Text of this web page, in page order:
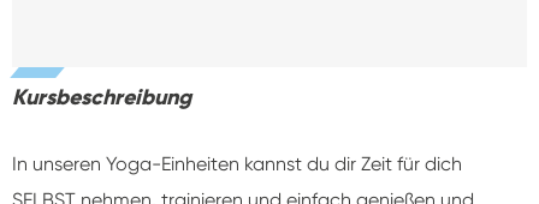
Kursbeschreibung
In unseren Yoga-Einheiten kannst du dir Zeit für dich